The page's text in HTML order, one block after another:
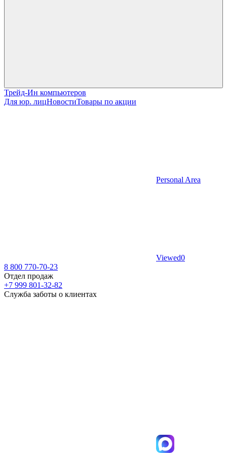
Трейд-Ин компьютеров
Для юр. лицНовостиТовары по акции
Personal Area
Viewed0
8 800 770-70-23
Отдел продаж
+7 999 801-32-82
Служба заботы о клиентах